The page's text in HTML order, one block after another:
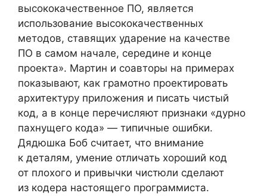
высококачественное ПО, является
использование высококачественных
методов, ставящих ударение на качестве
ПО в самом начале, середине и конце
проекта». Мартин и соавторы на примерах
показывают, как грамотно проектировать
архитектуру приложения и писать чистый
код, а в конце перечисляют признаки «дурно
пахнущего кода» — типичные ошибки.
Дядюшка Боб считает, что внимание
к деталям, умение отличать хороший код
от плохого и привычки чистюли сделают
из кодера настоящего программиста.